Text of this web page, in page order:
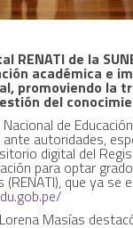
RENATI de la
académica e
promoviendo la
del
de
ante autoridades,
digital del
para optar
que ya se
Masías